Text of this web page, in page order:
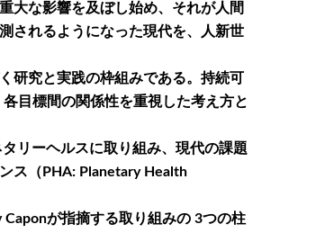
大な影響を及ぼし始め、それが人間
されるようになった現代を、人新世
研究と実践の枠組みである。持続可
目標間の関係性を重視した考え方と
リーヘルスに取り組み、現代の課題
ス（PHA: Planetary Health
が指摘する取り組みの 3つの柱